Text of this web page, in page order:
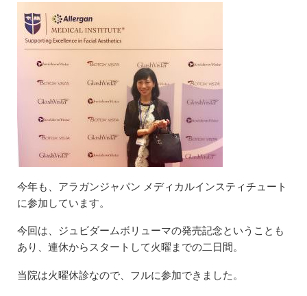
今年も、アラガンジャパン メディカルインスティチュート
に参加しています。
今回は、ジュビダームボリューマの発売記念ということも
あり、連休からスタートして火曜までの二日間。
当院は火曜休診なので、フルに参加できました。